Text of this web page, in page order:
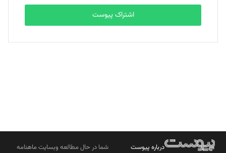
بابک نقاش
تحریریه
اشتراک پیوست
درباره پیوست
شما در حال مطالعه وبسایت ماهنامه